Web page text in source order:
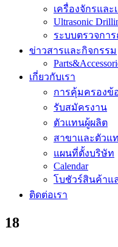
เครื่องจักรและ
Ultrasonic
ระบบตรวจกา
ข่าวสารและกิจกรรม
เกี่ยวกับเรา
การคุ้มครองข้
รับสมัครงาน
ตัวแทนผู้ผลิต
สาขาและตัวแ
แผนที่ตั้งบริษัท
Calendar
โบชัวร์สินค้าแ
ติดต่อเรา
18